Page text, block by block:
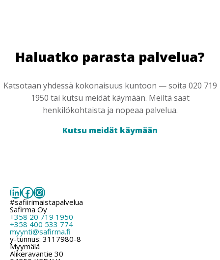
Haluatko parasta palvelua?
Katsotaan yhdessä kokonaisuus kuntoon — soita 020 719
1950 tai kutsu meidät käymään. Meiltä saat
henkilökohtaista ja nopeaa palvelua.
Kutsu meidät käymään
LinkedIn
Facebook
Instagram
#safiirimaistapalvelua
Safirma Oy
+358 20 719 1950
+358 400 533 774
myynti@safirma.fi
y-tunnus: 3117980-8
Myymälä
Alikeravantie 30